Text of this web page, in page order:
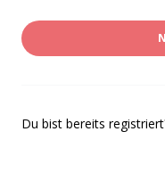
Du bist bereits